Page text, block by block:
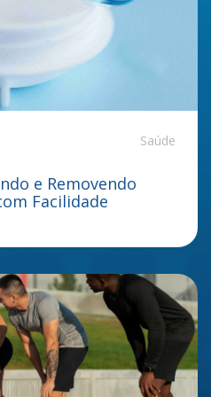
Saúde
e Removendo
Facilidade